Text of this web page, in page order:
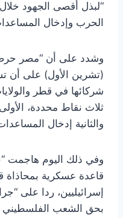
“لبذل أقصى الجهود
الحرب وإدخال
(تشرين الأول) على أن
شركائها في قطر
ثلاث نقاط محددة،
والثانية إدخال
قاعدة عسكرية
إسرائيليين، ردا على
بحق الشعب الفلسطيني